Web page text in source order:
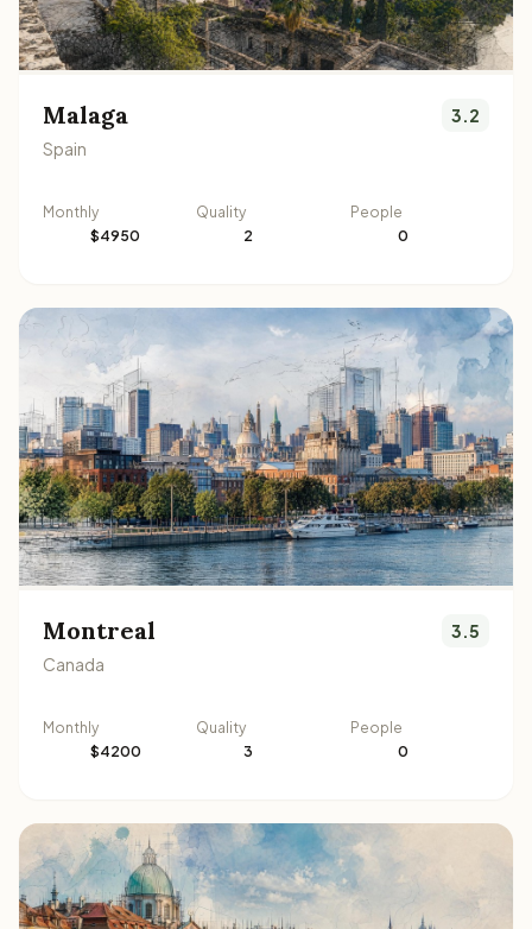
Malaga
Spain
3.2
Monthly
$4950
Quality
2
People
0
Montreal
Canada
3.5
Monthly
$4200
Quality
3
People
0